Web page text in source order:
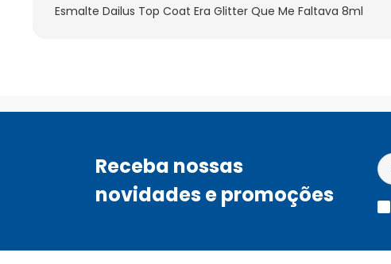
Esmalte Dailus Top Coat Era Glitter Que Me Faltava 8ml
Receba nossas
novidades e promoções